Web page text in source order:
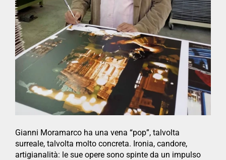
Gianni Moramarco ha una vena “pop”, talvolta
surreale, talvolta molto concreta. Ironia, candore,
artigianalità: le sue opere sono spinte da un impulso